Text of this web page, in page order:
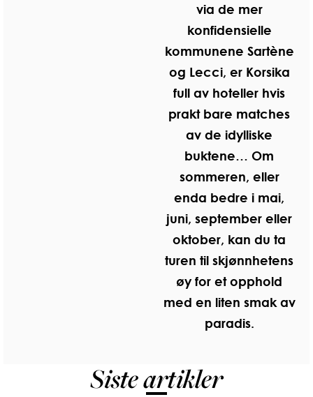
via de mer
konfidensielle
kommunene Sartène
og Lecci, er Korsika
full av hoteller hvis
prakt bare matches
av de idylliske
buktene… Om
sommeren, eller
enda bedre i mai,
juni, september eller
oktober, kan du ta
turen til skjønnhetens
øy for et opphold
med en liten smak av
paradis.
Siste artikler